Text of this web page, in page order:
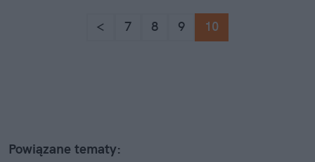
< 7 8 9 10
Powiązane tematy: